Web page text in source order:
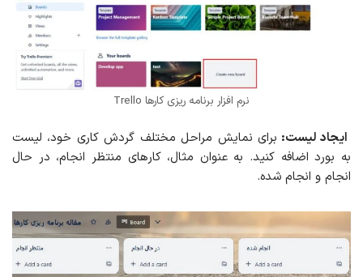
نرم افزار برنامه ریزی کارها Trello
ایجاد لیست: برای نمایش مراحل مختلف گردش کاری خود، لیست
به بورد اضافه کنید. به عنوان مثال، کارهای منتظر انجام، در حال
انجام و انجام شده.